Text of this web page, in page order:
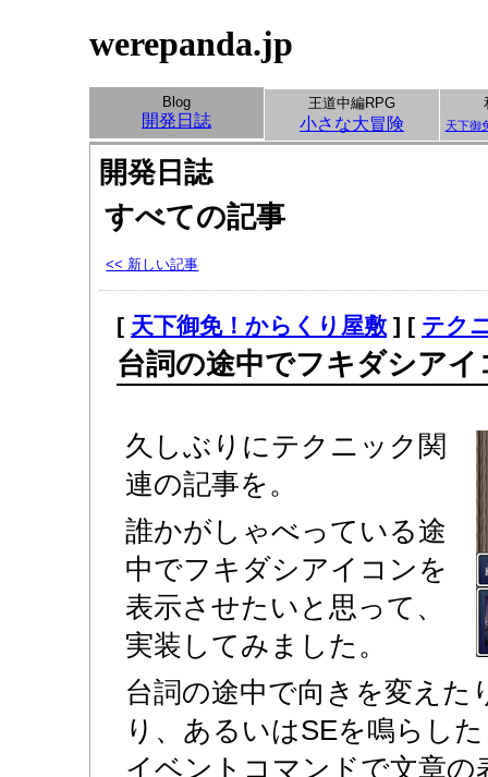
werepanda.jp
Blog
開発日誌
王道中編RPG
小さな大冒険 天下御
開発日誌
すべての記事
<< 新しい記事
[ 天下御免！からくり屋敷 ] [ テク
台詞の途中でフキダシア
久しぶりにテクニック関
連の記事を。
誰かがしゃべっている途
中でフキダシアイコンを
表示させたいと思って、
実装してみました。
台詞の途中で向きを変えた
り、あるいはSEを鳴らし
イベントコマンドで文章の